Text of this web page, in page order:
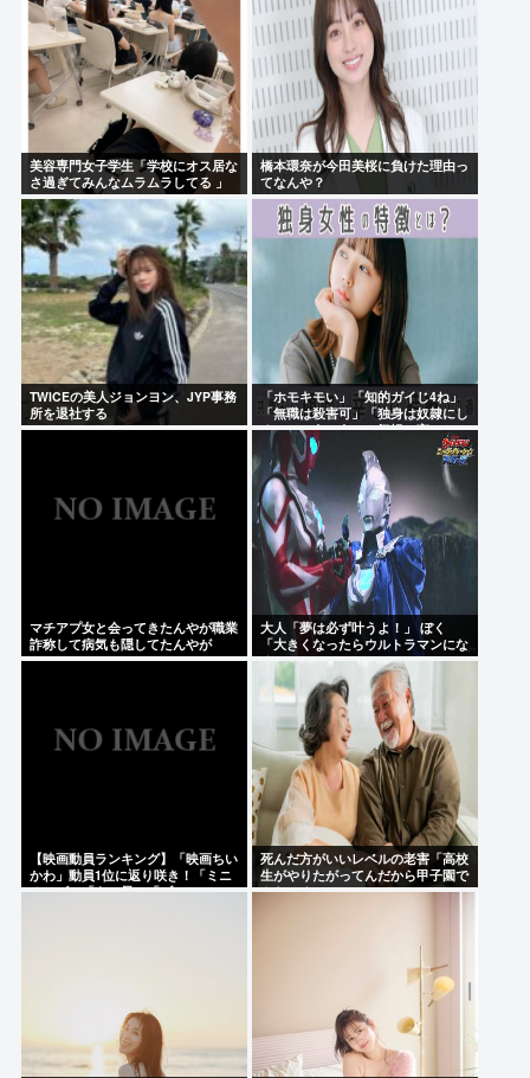
（ヽ´ん`）「新品のバット買ったった。早速バッティ
ングセンターに行くか」警察「暴漢だ！逮捕する！
（ヽ°ん°）「」
長瀬智也さんぶっ壊れる 利きタイヤを始めてしまう
Powered by livedoor 相互RSS
美容専門女子学生「学校にオス居な
さ過ぎてみんなムラムラしてる 」
橋本環奈が今田美桜に負けた理由っ
てなんや？
TWICEの美人ジョンヨン、JYP事務
所を退社する
「ホモキモい」「知的ガイじ4ね」
「無職は殺害可」「独身は奴隷にし
ろ」←こういうこと気軽に言っちゃ
いけないのかな？
マチアプ女と会ってきたんやが職業
詐称して病気も隠してたんやが
大人「夢は必ず叶うよ！」 ぼく
「大きくなったらウルトラマンにな
る~」
【映画動員ランキング】「映画ちい
かわ」動員1位に返り咲き！「ミニ
オンズ」「あの星」「ブルーロッ
死んだ方がいいレベルの老害「高校
生がやりたがってんだから甲子園で
やらせろ！」